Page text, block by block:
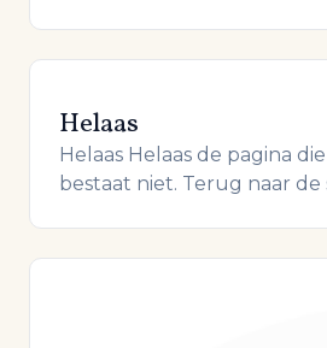
Helaas
Helaas Helaas de pagina
bestaat niet. Terug naar